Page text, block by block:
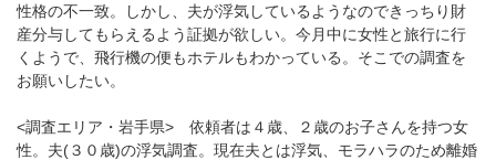
性格の不一致。しかし、夫が浮気しているようなのできっちり財
産分与してもらえるよう証拠が欲しい。今月中に女性と旅行に行
くようで、飛行機の便もホテルもわかっている。そこでの調査を
お願いしたい。
<調査エリア・岩手県> 依頼者は４歳、２歳のお子さんを持つ女
性。夫(３０歳)の浮気調査。現在夫とは浮気、モラハラのため離婚